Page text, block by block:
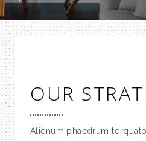
OUR
Alienum phaedrum